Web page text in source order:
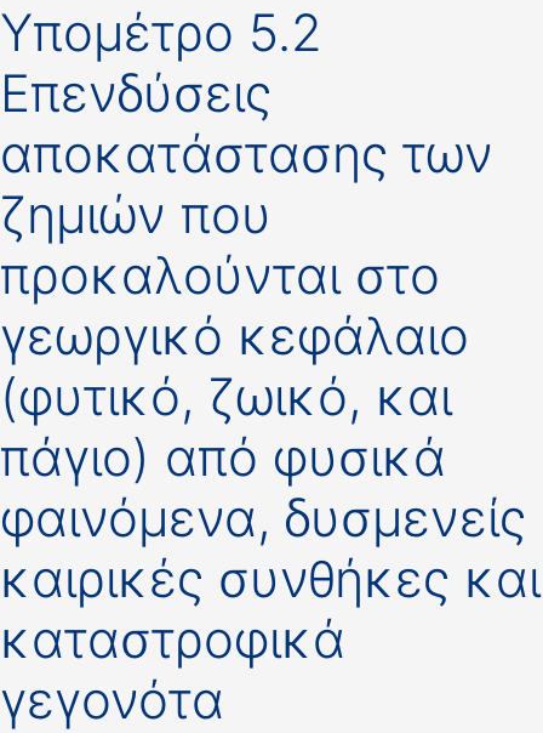
Υπομέτρο 5.2
Επενδύσεις
αποκατάστασης των
ζημιών που
προκαλούνται στο
γεωργικό κεφάλαιο
(φυτικό, ζωικό, και
πάγιο) από φυσικά
φαινόμενα, δυσμενείς
καιρικές συνθήκες και
καταστροφικά
γεγονότα